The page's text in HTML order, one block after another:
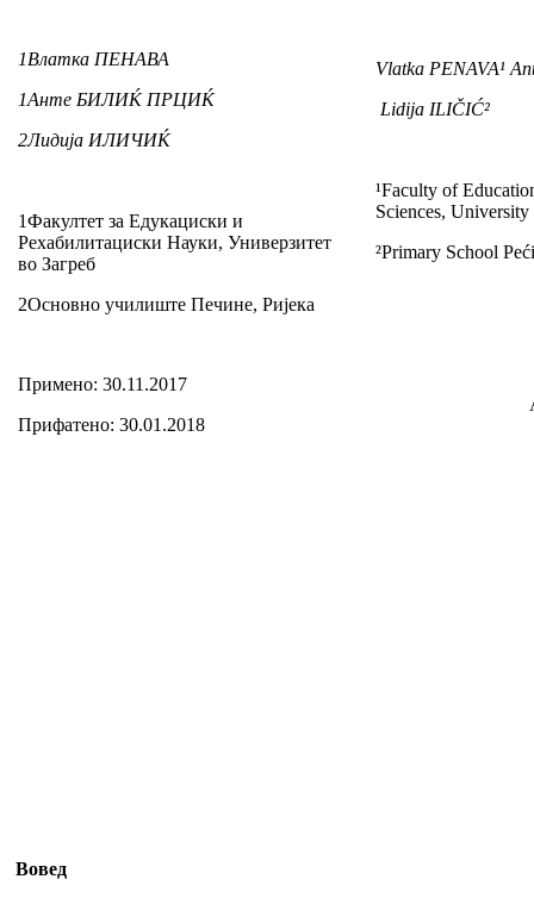
1Влатка ПЕНАВА
1Анте БИЛИЌ ПРЦИЌ
2Лидија ИЛИЧИЌ
1Факултет за Едукациски и
Рехабилитациски Науки, Универзитет
во Загреб
2Основно училиште Печине, Ријека
Vlatka PENAVA¹
Lidija ILIČIĆ²
¹Faculty of
Sciences,
²Primary School
Примено: 30.11.2017
Прифатено: 30.01.2018
Вовед